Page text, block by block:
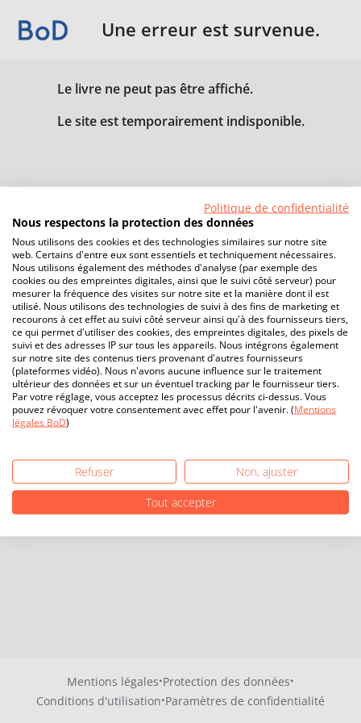
Une erreur est survenue.
Le livre ne peut pas être affiché.
Le site est temporairement indisponible.
Mentions légales·Protection des données·
Conditions d'utilisation·Paramètres de confidentialité
Politique de confidentialité
Nous respectons la protection des données
Nous utilisons des cookies et des technologies similaires sur notre site
web. Certains d'entre eux sont essentiels et techniquement nécessaires.
Nous utilisons également des méthodes d'analyse (par exemple des
cookies ou des empreintes digitales, ainsi que le suivi côté serveur) pour
mesurer la fréquence des visites sur notre site et la manière dont il est
utilisé. Nous utilisons des technologies de suivi à des fins de marketing et
recourons à cet effet au suivi côté serveur ainsi qu'à des fournisseurs tiers,
ce qui permet d'utiliser des cookies, des empreintes digitales, des pixels de
suivi et des adresses IP sur tous les appareils. Nous intégrons également
sur notre site des contenus tiers provenant d'autres fournisseurs
(plateformes vidéo). Nous n'avons aucune influence sur le traitement
ultérieur des données et sur un éventuel tracking par le fournisseur tiers.
Par votre réglage, vous acceptez les processus décrits ci-dessus. Vous
pouvez révoquer votre consentement avec effet pour l'avenir. (Mentions
légales BoD)
Refuser
Non, ajuster
Tout accepter